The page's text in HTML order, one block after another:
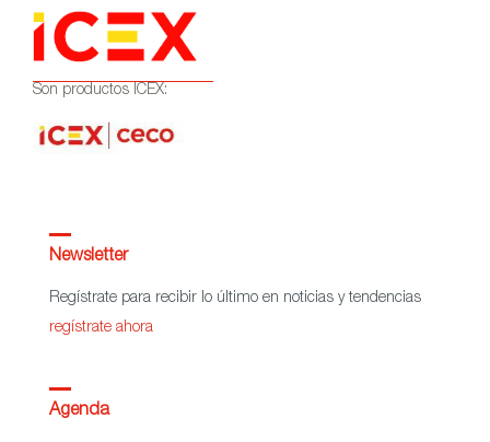
Son productos ICEX:
Newsletter
Regístrate para recibir lo último en noticias y tendencias
regístrate ahora
Agenda